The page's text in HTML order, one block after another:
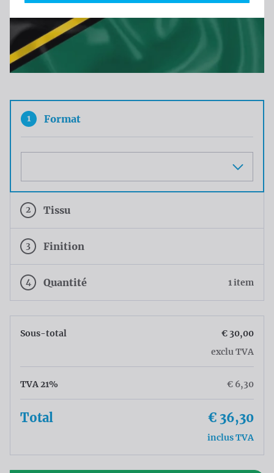
1 Format
2 Tissu
3 Finition
4 Quantité 1 item
Sous-total
€ 30,00
exclu TVA
TVA 21% € 6,30
Total € 36,30
inclus TVA